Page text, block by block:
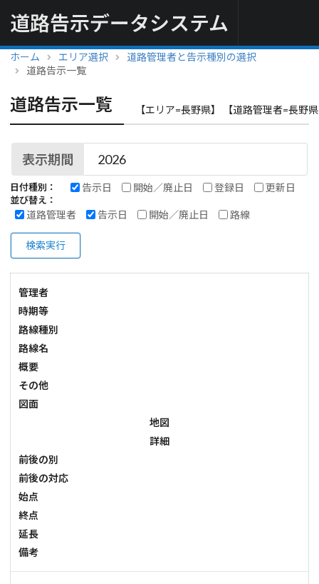
道路告示データシステム
ホーム エリア選択
道路管理者と告示種別の選択
道路告示一覧
道路告示一覧 【エリア=長野県】 【道路管理者=長野
表示期間
日付種別： 告示日 開始／廃止日 登録日 更新日
並び替え：
道路管理者 告示日 開始／廃止日 路線
検索実行
管理者
時期等
路線種別
路線名
概要
その他
図面
地図
詳細
前後の別
前後の対応
始点
終点
延長
備考